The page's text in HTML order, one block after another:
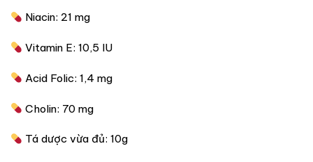
Niacin: 21 mg
Vitamin E: 10,5 IU
Acid Folic: 1,4 mg
Cholin: 70 mg
Tá dược vừa đủ: 10g